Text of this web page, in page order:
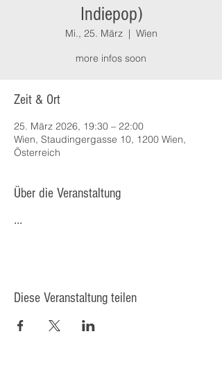
Indiepop)
Mi., 25. März
  |
Wien
more infos soon
Zeit & Ort
25. März 2026, 19:30 – 22:00
Wien, Staudingergasse 10, 1200 Wien,
Österreich
Über die Veranstaltung
...
Diese Veranstaltung teilen